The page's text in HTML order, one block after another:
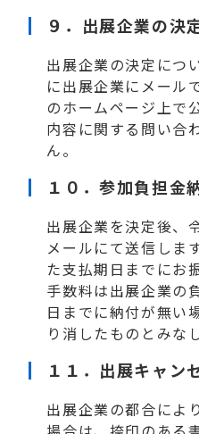
９． 出展企業の決
出展企業の決定につ
に出展企業にメール
のホームページ上で
内容に関する問い合
ん。
１０．参加負担金
出展企業を決定後、
メールにて送信しま
た支払期日までにお
手数料は出展企業の
日までに納付が無い
り消したものとみな
１１．出展キャン
出展企業の都合によ